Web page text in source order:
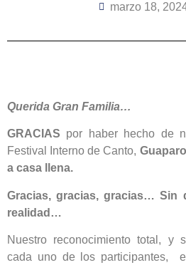
marzo 18,
Querida Gran Familia…
GRACIAS por haber hecho de
Festival Interno de Canto,
a casa llena.
Gracias, gracias, gracias… Sin
realidad…
Nuestro reconocimiento total, y
cada uno de los participantes,